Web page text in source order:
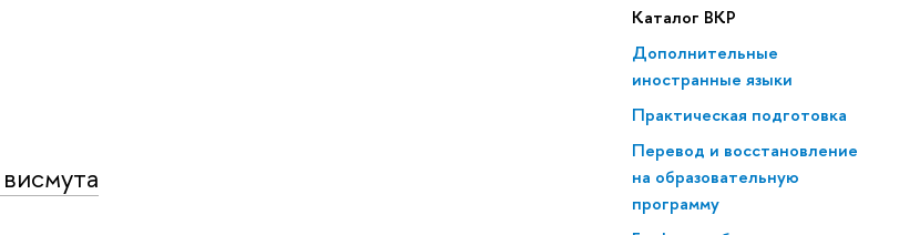
Каталог ВКР
Дополнительные
иностранные языки
Практическая подготовка
Перевод и восстановление
на образовательную
программу